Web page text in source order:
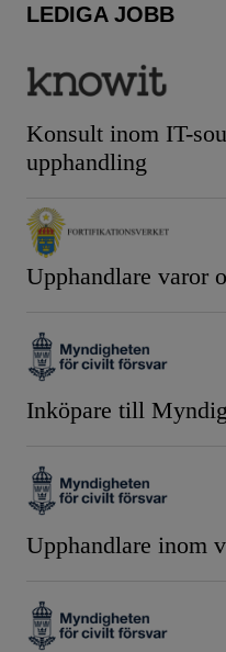
LEDIGA JOBB
Konsult inom IT-
upphandling
Upphandlare varor
Inköpare till
Upphandlare inom